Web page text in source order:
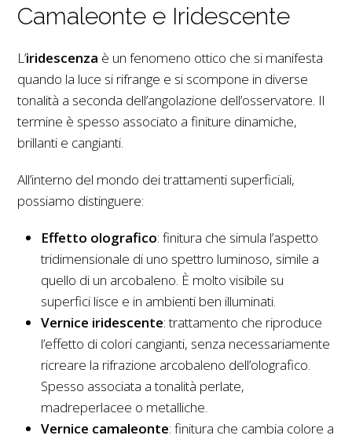
Camaleonte e Iridescente
L’iridescenza è un fenomeno ottico che si manifesta
quando la luce si rifrange e si scompone in diverse
tonalità a seconda dell’angolazione dell’osservatore. Il
termine è spesso associato a finiture dinamiche,
brillanti e cangianti.
All’interno del mondo dei trattamenti superficiali,
possiamo distinguere:
Effetto olografico: finitura che simula l’aspetto
tridimensionale di uno spettro luminoso, simile a
quello di un arcobaleno. È molto visibile su
superfici lisce e in ambienti ben illuminati.
Vernice iridescente: trattamento che riproduce
l’effetto di colori cangianti, senza necessariamente
ricreare la rifrazione arcobaleno dell’olografico.
Spesso associata a tonalità perlate,
madreperlacee o metalliche.
Vernice camaleonte: finitura che cambia colore a